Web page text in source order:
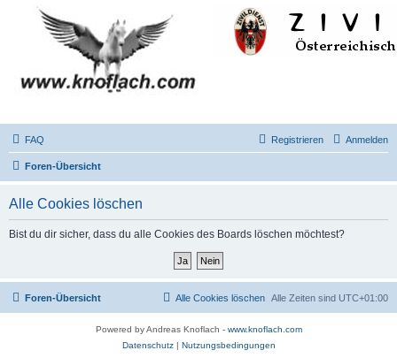
FAQ Anmelden
Registrieren
Foren-Übersicht
Alle Cookies löschen
Bist du dir sicher, dass du alle Cookies des Boards löschen möchtest?
Foren-Übersicht Alle Zeiten sind UTC+01:00
Alle Cookies löschen
Powered by Andreas Knoflach - www.knoflach.com
Datenschutz| Nutzungsbedingungen